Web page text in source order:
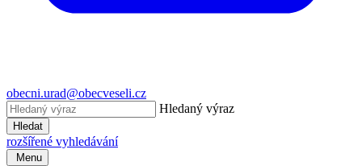
obecni.urad@obecveseli.cz
Hledaný výraz
Hledat
rozšířené vyhledávání
Menu